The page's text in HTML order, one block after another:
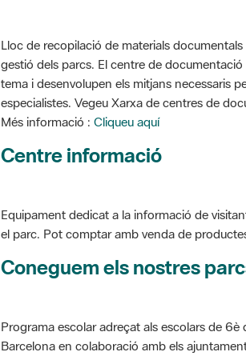
Lloc de recopilació de materials
gestió dels parcs. El centre de
tema i desenvolupen els mitjans necessaris
especialistes. Vegeu Xarxa de centres de
Més informació : Cliqueu aquí
Centre informació
Equipament dedicat a la informació de
el parc. Pot comptar amb venda de
Coneguem els nostres
Programa escolar adreçat als escolars de
Barcelona en colaboració amb els